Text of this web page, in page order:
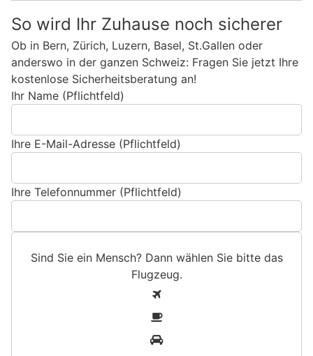
So wird Ihr Zuhause noch sicherer
Ob in Bern, Zürich, Luzern, Basel, St.Gallen oder
anderswo in der ganzen Schweiz: Fragen Sie jetzt Ihre
kostenlose Sicherheitsberatung an!
Ihr Name (Pflichtfeld)
Ihre E-Mail-Adresse (Pflichtfeld)
Ihre Telefonnummer (Pflichtfeld)
Sind Sie ein Mensch? Dann wählen Sie bitte das
Flugzeug.